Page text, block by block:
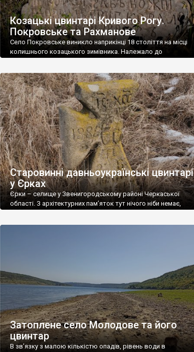
Козацькі цвинтарі Кривого Рогу.
Покровське та Рахманове
Село Покровське виникло наприкінці 18 століття на місці
колишнього козацького зимівника. Належало до
осіб, що мали 51 господарських подвір’я. У селі був завод
по видобутку і обробітку сланцю. 1882 року Олександр
Поль купує у поміщика Шмакова 500 десятин землі з
покладами аспиду (сланець), […]
Старовинні давньоукраїнські цвинтарі
у Єрках
Єрки – селище у Звенигородському районі Черкаської
області. З архітектурних пам’яток тут нічого ніби немає,
Затоплене село Молодове та його
цвинтар
В зв’язку з малою кількістю опадів, рівень води в